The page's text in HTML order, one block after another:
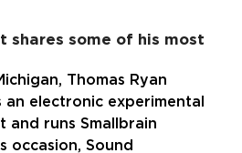
shares some of his most
Thomas Ryan
an electronic experimental
and runs Smallbrain
occasion, Sound